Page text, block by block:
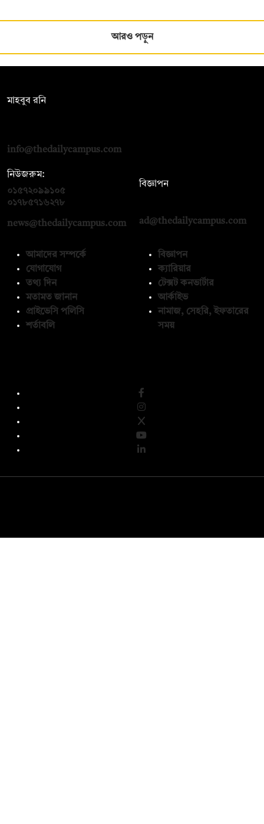
আরও পড়ুন
মাহবুব রনি
info@thedailycampus.com
নিউজরুম:
০১৫৭২০৯৯১০৫
০১৭৮৫৭১৬২৭৮
news@thedailycampus.com
বিজ্ঞাপন
ad@thedailycampus.com
আমাদের সম্পর্কে
যোগাযোগ
তথ্য দিন
মতামত জানান
প্রাইভেসি পলিসি
শর্তাবলি
বিজ্ঞাপন
ক্যারিয়ার
টেক্সট কনভার্টার
আর্কাইভ
নামাজ, সেহরি, ইফতারের
সময়